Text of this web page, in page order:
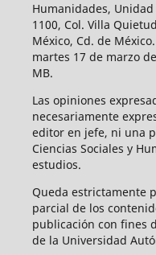
Humanidades,
1100, Col. Villa
México, Cd. de
martes 17 de marzo
MB.
Las opiniones
necesariamente
editor en jefe, ni una
Ciencias Sociales y
estudios.
Queda estrictamente
parcial de los
publicación con fines
de la Universidad